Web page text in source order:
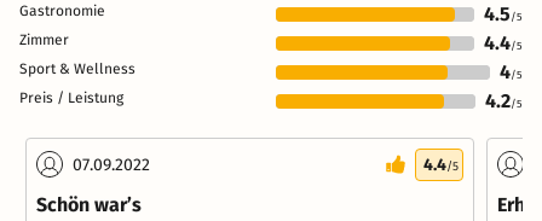
Gastronomie 4.5 /5
Zimmer 4.4/5
Sport & Wellness 4/5
Preis / Leistung 4.2/5
07.09.2022 4.4/5
Schön war’s